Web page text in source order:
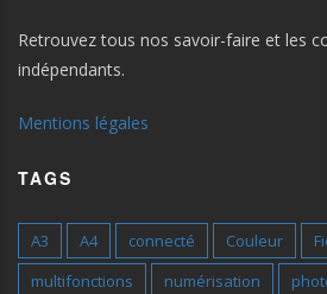
Retrouvez tous nos savoir-faire et les
indépendants.
Mentions légales
TAGS
A3 A4 connecté Couleur
multifonctions
numérisation